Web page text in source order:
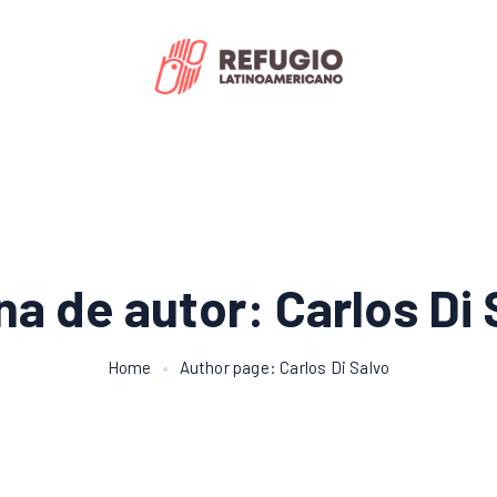
de autor: Carlos Di
Home Author page: Carlos Di Salvo